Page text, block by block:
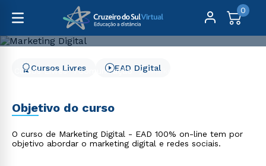
0
Cursos Livres Comunicação Marketing Digital
Cursos Livres EAD Digital
Objetivo do curso
O curso de Marketing Digital - EAD 100% on-line tem por
objetivo abordar o marketing digital e redes sociais.